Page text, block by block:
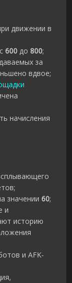
движении в
600 до 800;
за
вдвое;
начисления
значении 60;
и
историю
и AFK-